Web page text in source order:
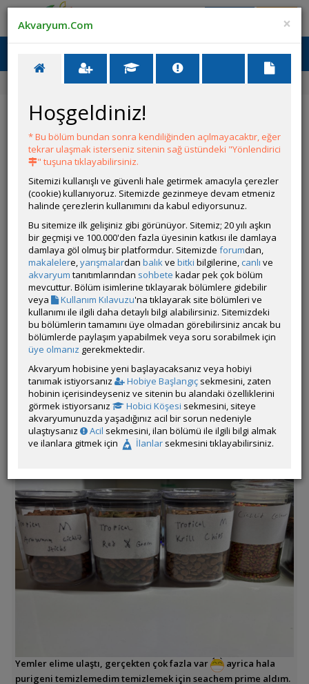
Ana Menü
Akvaryum Tanıtımı 160x60x60 Akvaryumum
160x60x60 Akvaryumum
YANIT YAZ Git
Tata
Çevrim Dışı
Gönderim Zamanı:09 Mayıs 2026 16:33
Yemler elime ulaştı, gerçekten çok fazla var
ayrica hala
purigeni temizlemedim temizlemek için seachem prime aldım.
×
Akvaryum.Com
Hoşgeldiniz!
* Bu bölüm bundan sonra kendiliğinden açılmayacaktır, eğer
tekrar ulaşmak isterseniz sitenin sağ üstündeki "Yönlendirici
" tuşuna tıklayabilirsiniz.
Sitemizi kullanışlı ve güvenli hale getirmek amacıyla çerezler
(cookie) kullanıyoruz. Sitemizde gezinmeye devam etmeniz
halinde çerezlerin kullanımını da kabul ediyorsunuz.
Bu sitemize ilk gelişiniz gibi görünüyor. Sitemiz; 20 yılı aşkın
bir geçmişi ve 100.000'den fazla üyesinin katkısı ile damlaya
damlaya göl olmuş bir platformdur. Sitemizde forumdan,
makalelere,yarışmalardan balıkve bitki bilgilerine, canlı ve
akvaryum tanıtımlarından sohbete kadar pek çok bölüm
mevcuttur. Bölüm isimlerine tıklayarak bölümlere gidebilir
veya
Kullanım Kılavuzu'na tıklayarak site bölümleri ve
kullanımı ile ilgili daha detaylı bilgi alabilirsiniz. Sitemizdeki
bu bölümlerin tamamını üye olmadan görebilirsiniz ancak bu
bölümlerde paylaşım yapabilmek veya soru sorabilmek için
üye olmanız gerekmektedir.
Akvaryum hobisine yeni başlayacaksanız veya hobiyi
tanımak istiyorsanız
Hobiye Başlangıç sekmesini, zaten
hobinin içerisindeyseniz ve sitenin bu alandaki özelliklerini
görmek istiyorsanız
Hobici Köşesi sekmesini, siteye
akvaryumunuzda yaşadığınız acil bir sorun nedeniyle
ulaştıysanız
Acil sekmesini, ilan bölümü ile ilgili bilgi almak
ve ilanlara gitmek için
İlanlar sekmesini tıklayabilirsiniz.